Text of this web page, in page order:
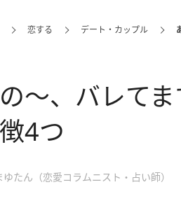
恋する デート・カップル
〜、バレて
4つ
ゆたん（恋愛コラムニスト・占い師）